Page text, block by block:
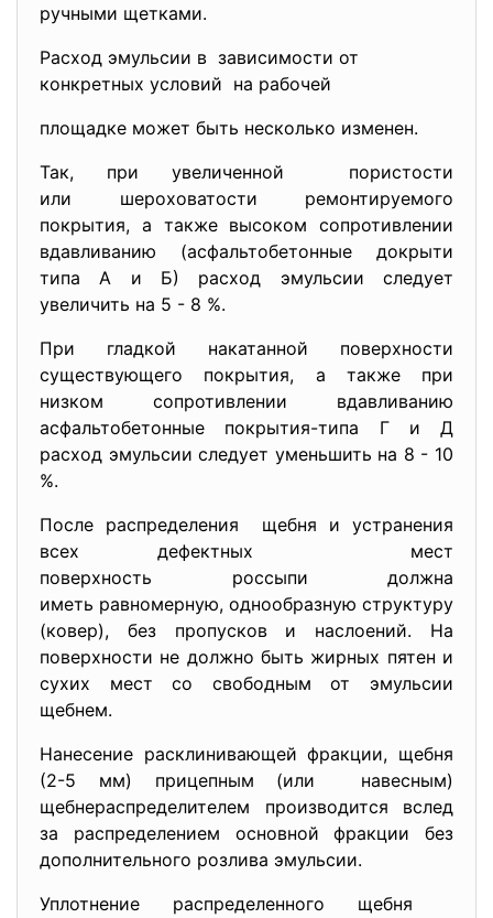
ручными щетками.
Расход эмульсии в зависимости от
конкретных условий на рабочей
площадке может быть несколько изменен.
Так, при увеличенной пористости
или шероховатости ремонтируемого
покрытия, а также высоком сопротивлении
вдавливанию (асфальтобетонные докрыти
типа А и Б) расход эмульсии следует
увеличить на 5 - 8 %.
При гладкой накатанной поверхности
существующего покрытия, а также при
низком сопротивлении вдавливанию
асфальтобетонные покрытия-типа Г и Д
расход эмульсии следует уменьшить на 8 - 10
%.
После распределения щебня и устранения
всех дефектных мест
поверхность россыпи должна
иметь равномерную, однообразную структуру
(ковер), без пропусков и наслоений. На
поверхности не должно быть жирных пятен и
сухих мест со свободным от эмульсии
щебнем.
Нанесение расклинивающей фракции, щебня
(2-5 мм) прицепным (или навесным)
щебнераспределителем производится вслед
за распределением основной фракции без
дополнительного розлива эмульсии.
Уплотнение распределенного щебня